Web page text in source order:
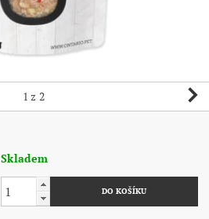
1 z 2
Skladem